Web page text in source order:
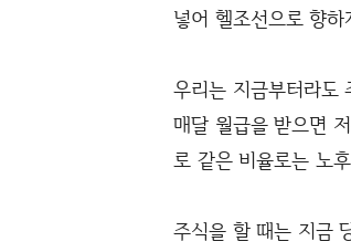
넣어 헬조선으로 향
우리는 지금부터라도
매달 월급을 받으면
로 같은 비율로는 노
주식을 할 때는 지금